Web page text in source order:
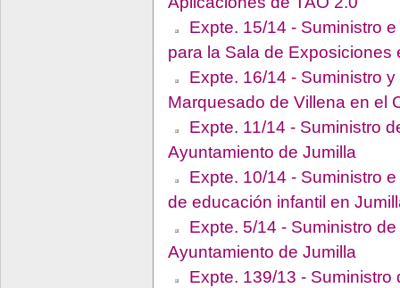
Expte. 15/14 - Suministro
para la Sala de Exposiciones
Expte. 16/14 - Suministro
Marquesado de Villena en el
Expte. 11/14 - Suministro
Ayuntamiento de Jumilla
Expte. 10/14 - Suministro
de educación infantil en
Expte. 5/14 - Suministro
Ayuntamiento de Jumilla
Expte. 139/13 -